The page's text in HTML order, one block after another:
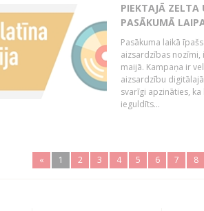
PIEKTAJĀ ZELTA
PASĀKUMĀ
Pasākuma laikā
aizsardzības nozīmi,
maijā. Kampaņa ir
aizsardzību
svarīgi apzināties,
ieguldīts...
« 1 2 3 4 5 6 7 8